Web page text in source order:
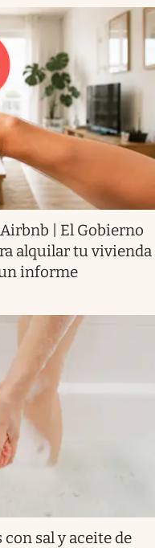
| El Gobierno
alquilar tu vivienda
informe
con sal y aceite de